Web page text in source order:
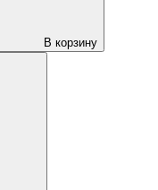
В корзину